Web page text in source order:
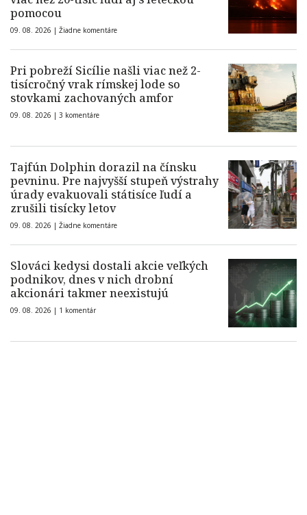
pomocou
09. 08. 2026 | Žiadne komentáre
Pri pobreží Sicílie našli viac než 2-
tisícročný vrak rímskej lode so
stovkami zachovaných amfor
09. 08. 2026 | 3 komentáre
Tajfún Dolphin dorazil na čínsku
pevninu. Pre najvyšší stupeň výstrahy
úrady evakuovali státisíce ľudí a
zrušili tisícky letov
09. 08. 2026 | Žiadne komentáre
Slováci kedysi dostali akcie veľkých
podnikov, dnes v nich drobní
akcionári takmer neexistujú
09. 08. 2026 | 1 komentár